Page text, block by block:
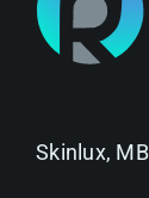
Skinlux, MB